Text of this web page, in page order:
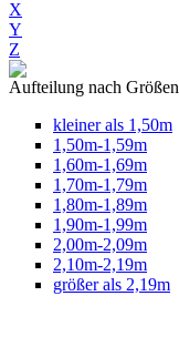
X
Y
Z
Aufteilung nach Größen
kleiner als 1,50m
1,50m-1,59m
1,60m-1,69m
1,70m-1,79m
1,80m-1,89m
1,90m-1,99m
2,00m-2,09m
2,10m-2,19m
größer als 2,19m